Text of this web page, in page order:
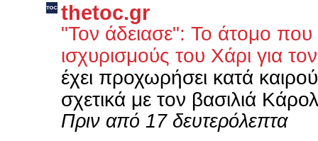
thetoc.gr
"Τον άδειασε": To άτομο που
ισχυρισμούς του Χάρι για
έχει προχωρήσει κατά
σχετικά με τον βασιλιά
Πριν από 17 δευτερόλεπτα